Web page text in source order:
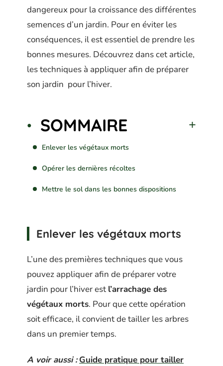
dangereux pour la croissance des différentes
semences d’un jardin. Pour en éviter les
conséquences, il est essentiel de prendre les
bonnes mesures. Découvrez dans cet article,
les techniques à appliquer afin de préparer
son jardin pour l’hiver.
SOMMAIRE
Enlever les végétaux morts
Opérer les dernières récoltes
Mettre le sol dans les bonnes dispositions
Enlever les végétaux morts
L’une des premières techniques que vous
pouvez appliquer afin de préparer votre
jardin pour l’hiver est l’arrachage des
végétaux morts. Pour que cette opération
soit efficace, il convient de tailler les arbres
dans un premier temps.
A voir aussi : Guide pratique pour tailler